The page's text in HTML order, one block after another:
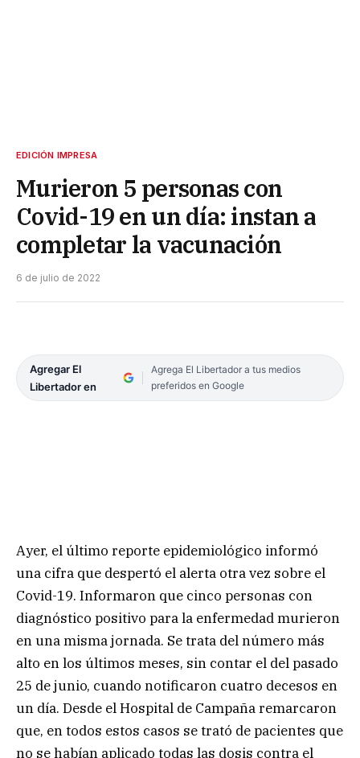
EDICIÓN IMPRESA
Murieron 5 personas con
Covid-19 en un día: instan a
completar la vacunación
6 de julio de 2022
Agregar El
Libertador en
Agrega El Libertador a tus medios
preferidos en Google
Ayer, el último reporte epidemiológico informó
una cifra que despertó el alerta otra vez sobre el
Covid-19. Informaron que cinco personas con
diagnóstico positivo para la enfermedad murieron
en una misma jornada. Se trata del número más
alto en los últimos meses, sin contar el del pasado
25 de junio, cuando notificaron cuatro decesos en
un día. Desde el Hospital de Campaña remarcaron
que, en todos estos casos se trató de pacientes que
no se habían aplicado todas las dosis contra el